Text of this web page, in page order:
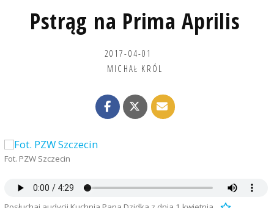
Pstrąg na Prima Aprilis
2017-04-01
MICHAŁ KRÓL
Fot. PZW Szczecin